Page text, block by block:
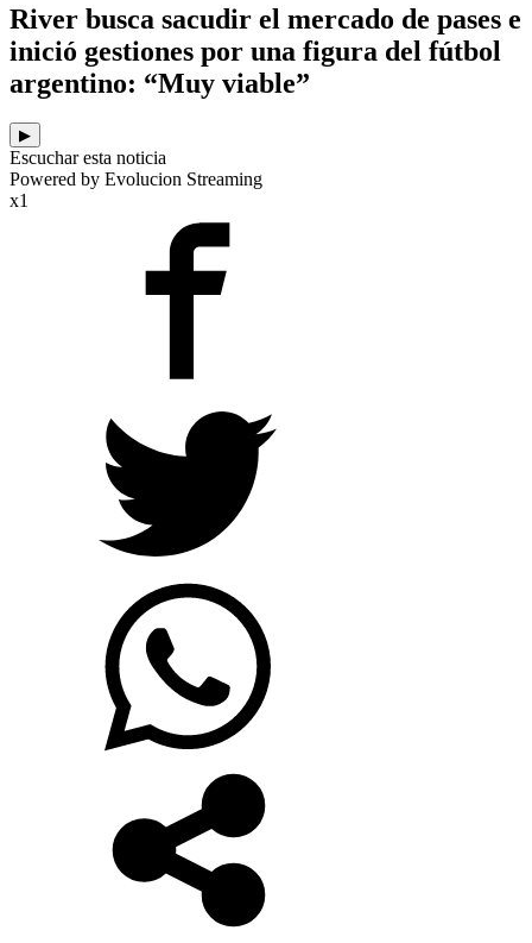
River busca sacudir el mercado de pases e
inició gestiones por una figura del fútbol
argentino: “Muy viable”
▶
Escuchar esta noticia
Powered by Evolucion Streaming
x1